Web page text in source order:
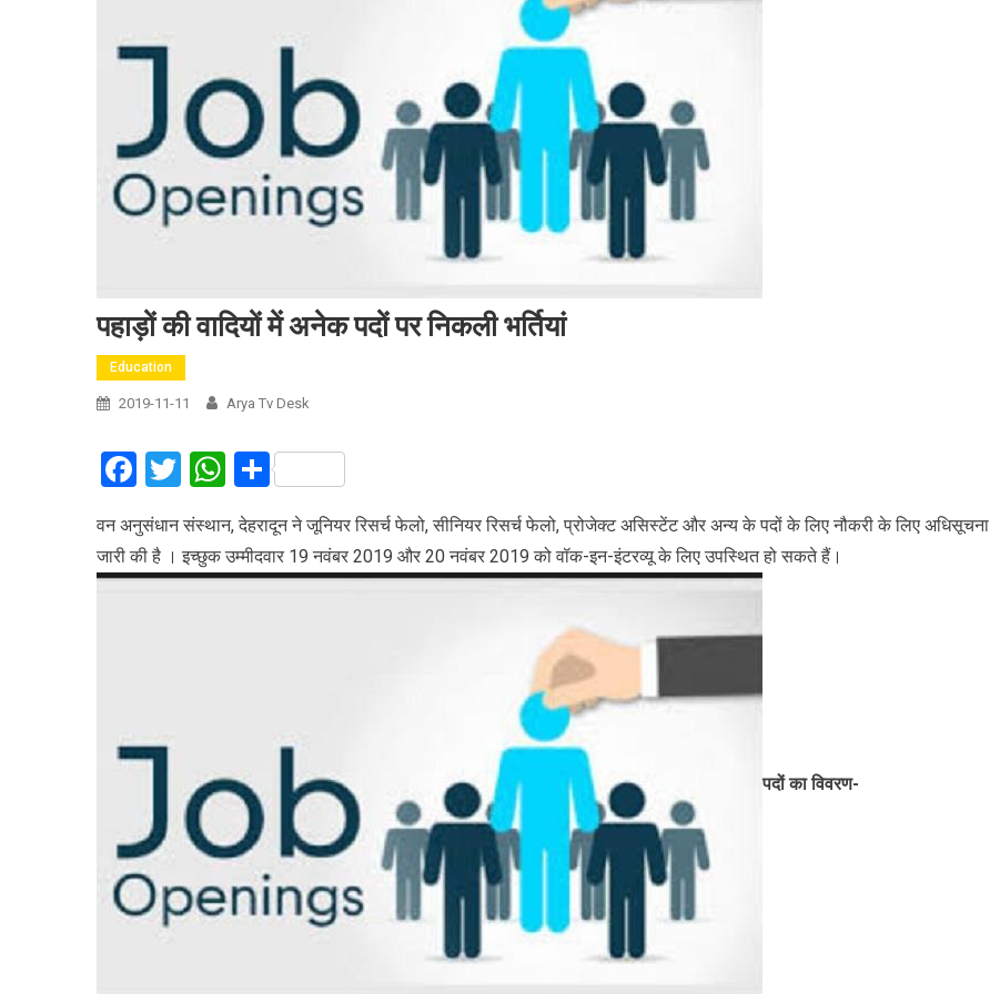
पहाड़ों की वादियों में अनेक पदों पर निकली भर्तियां
Education
2019-11-11 Arya Tv Desk
Facebook
TwitterWhatsApp
Share
वन अनुसंधान संस्थान, देहरादून ने जूनियर रिसर्च फेलो, सीनियर रिसर्च फेलो, प्रोजेक्ट असिस्टेंट और अन्य के पदों के लिए नौकरी के लिए अधिसूचना
जारी की है । इच्छुक उम्मीदवार 19 नवंबर 2019 और 20 नवंबर 2019 को वॉक-इन-इंटरव्यू के लिए उपस्थित हो सकते हैं।
पदों का विवरण-